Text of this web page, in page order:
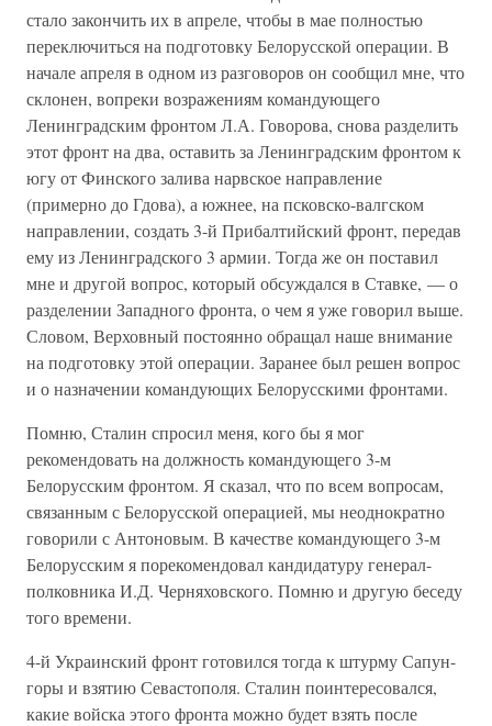
стало закончить их в апреле, чтобы в мае полностью
переключиться на подготовку Белорусской операции. В
начале апреля в одном из разговоров он сообщил мне, что
склонен, вопреки возражениям командующего
Ленинградским фронтом Л.А. Говорова, снова разделить
этот фронт на два, оставить за Ленинградским фронтом к
югу от Финского залива нарвское направление
(примерно до Гдова), а южнее, на псковско-валгском
направлении, создать 3-й Прибалтийский фронт, передав
ему из Ленинградского 3 армии. Тогда же он поставил
мне и другой вопрос, который обсуждался в Ставке, — о
разделении Западного фронта, о чем я уже говорил выше.
Словом, Верховный постоянно обращал наше внимание
на подготовку этой операции. Заранее был решен вопрос
и о назначении командующих Белорусскими фронтами.
Помню, Сталин спросил меня, кого бы я мог
рекомендовать на должность командующего 3-м
Белорусским фронтом. Я сказал, что по всем вопросам,
связанным с Белорусской операцией, мы неоднократно
говорили с Антоновым. В качестве командующего 3-м
Белорусским я порекомендовал кандидатуру генерал-
полковника И.Д. Черняховского. Помню и другую беседу
того времени.
4-й Украинский фронт готовился тогда к штурму Сапун-
горы и взятию Севастополя. Сталин поинтересовался,
какие войска этого фронта можно будет взять после